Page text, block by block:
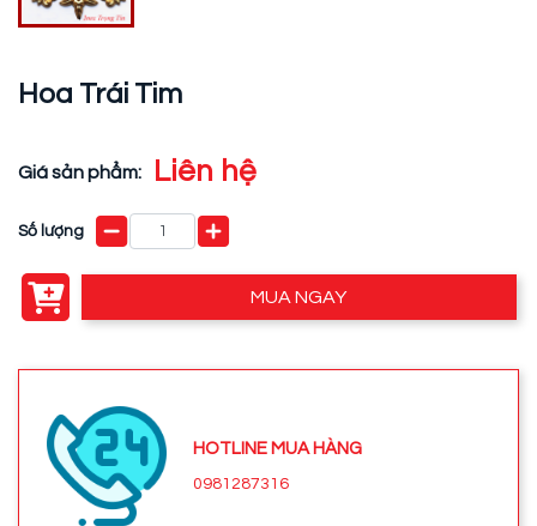
Hoa Trái Tim
Giá sản phẩm: Liên hệ
Số lượng
MUA NGAY
HOTLINE MUA HÀNG
0981287316